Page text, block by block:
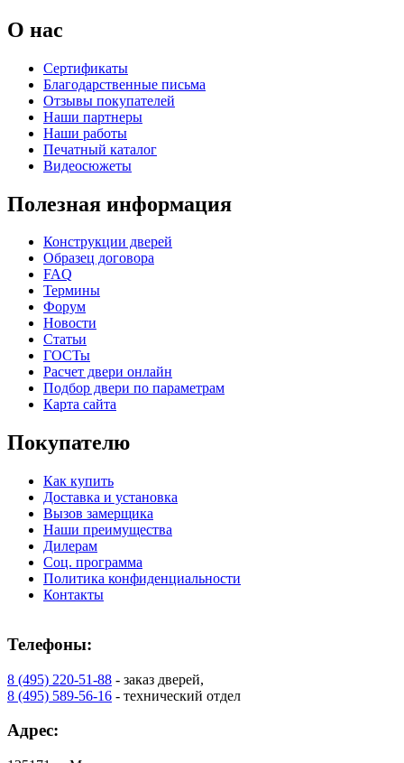
КНТ
C76
C78
C80 C81
О нас
Сертификаты
Благодарственные письма
Отзывы покупателей
Наши партнеры
Наши работы
Печатный каталог
Видеосюжеты
Полезная информация
Конструкции дверей
Образец договора
FAQ
Термины
Форум
Новости
Статьи
ГОСТы
Расчет двери онлайн
Подбор двери по параметрам
Карта сайта
Покупателю
Как купить
Доставка и установка
Вызов замерщика
Наши преимущества
Дилерам
Соц. программа
Политика конфиденциальности
Контакты
Телефоны:
8 (495) 220-51-88 - заказ дверей,
8 (495) 589-56-16 - технический отдел
Адрес: